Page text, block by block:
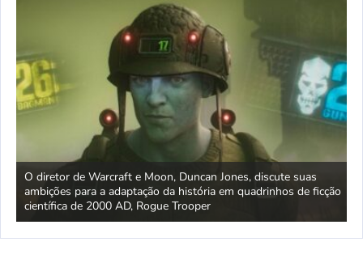
O diretor de Warcraft e Moon, Duncan Jones, discute suas
ambições para a adaptação da história em quadrinhos de ficção
científica de 2000 AD, Rogue Trooper